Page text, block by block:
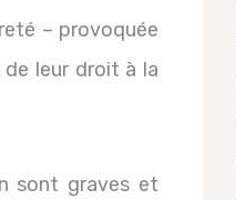
– provoquée
leur droit à la
sont graves et